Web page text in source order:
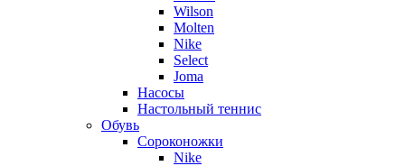
Wilson
Molten
Nike
Select
Joma
Насосы
Настольный теннис
Обувь
Сороконожки
Nike